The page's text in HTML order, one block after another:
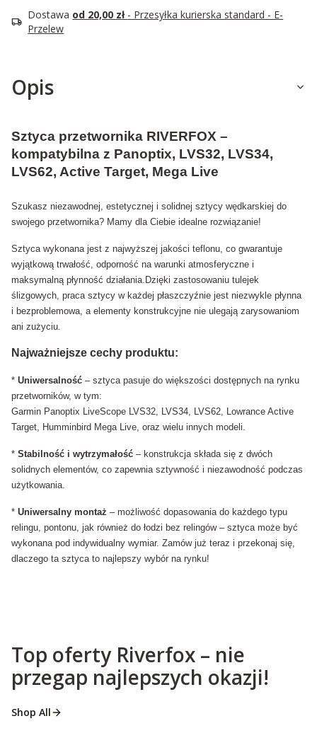
Dostawa od 20,00 zł - Przesyłka kurierska standard - E-
Przelew
Opis
Sztyca przetwornika RIVERFOX –
kompatybilna z Panoptix, LVS32, LVS34,
LVS62, Active Target, Mega Live
Szukasz niezawodnej, estetycznej i solidnej sztycy wędkarskiej do
swojego przetwornika? Mamy dla Ciebie idealne rozwiązanie!
Sztyca wykonana jest z najwyższej jakości teflonu, co gwarantuje
wyjątkową trwałość, odporność na warunki atmosferyczne i
maksymalną płynność działania.Dzięki zastosowaniu tulejek
ślizgowych, praca sztycy w każdej płaszczyźnie jest niezwykle płynna
i bezproblemowa, a elementy konstrukcyjne nie ulegają zarysowaniom
ani zużyciu.
Najważniejsze cechy produktu:
* Uniwersalność – sztyca pasuje do większości dostępnych na rynku
przetworników, w tym:
Garmin Panoptix LiveScope LVS32, LVS34, LVS62, Lowrance Active
Target, Humminbird Mega Live, oraz wielu innych modeli.
* Stabilność i wytrzymałość – konstrukcja składa się z dwóch
solidnych elementów, co zapewnia sztywność i niezawodność podczas
użytkowania.
* Uniwersalny montaż – możliwość dopasowania do każdego typu
relingu, pontonu, jak również do łodzi bez relingów – sztyca może być
wykonana pod indywidualny wymiar. Zamów już teraz i przekonaj się,
dlaczego ta sztyca to najlepszy wybór na rynku!
Top oferty Riverfox – nie
przegap najlepszych okazji!
Shop All